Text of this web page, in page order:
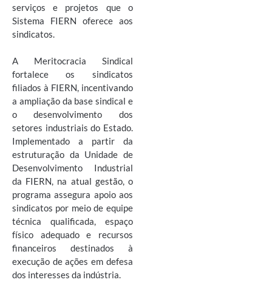
serviços e projetos que o
Sistema FIERN oferece aos
sindicatos.
A Meritocracia Sindical
fortalece os sindicatos
filiados à FIERN, incentivando
a ampliação da base sindical e
o desenvolvimento dos
setores industriais do Estado.
Implementado a partir da
estruturação da Unidade de
Desenvolvimento Industrial
da FIERN, na atual gestão, o
programa assegura apoio aos
sindicatos por meio de equipe
técnica qualificada, espaço
físico adequado e recursos
financeiros destinados à
execução de ações em defesa
dos interesses da indústria.